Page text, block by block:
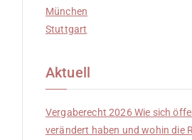
München
Stuttgart
Aktuell
Vergaberecht 2026 Wie sich
verändert haben und wohin die